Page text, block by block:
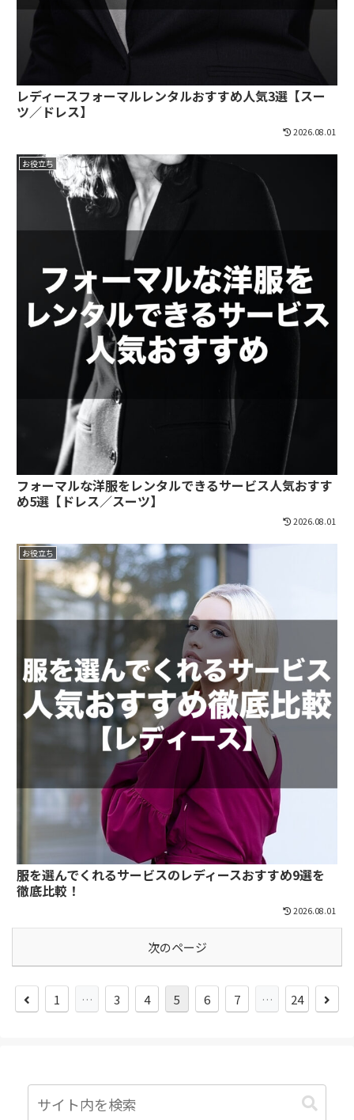
レディースフォーマルレンタルおすすめ人気3選【スー
ツ／ドレス】
2026.08.01
お役立ち
フォーマルな洋服をレンタルできるサービス人気おすす
め5選【ドレス／スーツ】
2026.08.01
お役立ち
服を選んでくれるサービスのレディースおすすめ9選を
徹底比較！
2026.08.01
次のページ
1 … 3 4 5 6 7 … 24